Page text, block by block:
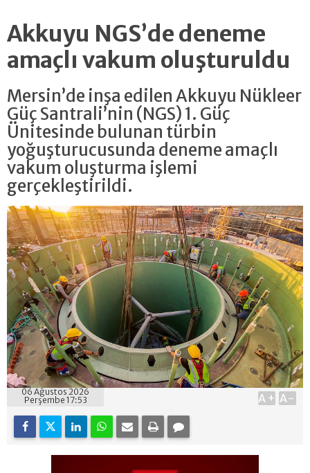
Akkuyu NGS’de deneme
amaçlı vakum oluşturuldu
Mersin’de inşa edilen Akkuyu Nükleer
Güç Santrali’nin (NGS) 1. Güç
Ünitesinde bulunan türbin
yoğuşturucusunda deneme amaçlı
vakum oluşturma işlemi
gerçekleştirildi.
06 Ağustos 2026
Perşembe 17:53
A+ A-